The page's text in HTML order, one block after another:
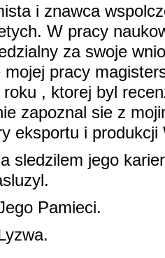
i znawca
W pracy
za swoje
mojej pracy
, ktorej byl
zapoznal sie z
eksportu i produkcji
sledzilem jego
Pamieci.